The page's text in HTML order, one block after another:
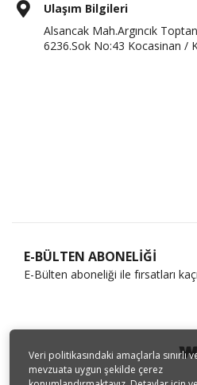
Veri politikasındaki amaçlarla sınırlı
mevzuata uygun şekilde çerez
Ulaşım Bilgileri
Alsancak Mah.Argıncık
6236.Sok No:43 Kocasinan /
E-BÜLTEN ABONELİĞİ
E-Bülten aboneliği ile fırsatları